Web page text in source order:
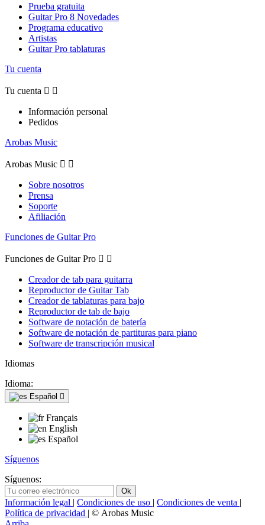
Prueba gratuita
Guitar Pro 8 Novedades
Programa educativo
Artistas
Guitar Pro tablaturas
Tu cuenta
Tu cuenta  
Información personal
Pedidos
Arobas Music
Arobas Music  
Sobre nosotros
Prensa
Soporte
Afiliación
Funciones de Guitar Pro
Funciones de Guitar Pro  
Creador de tab para guitarra
Reproductor de Guitar Tab
Creador de tablaturas para bajo
Reproductor de tab de bajo
Software de notación de batería
Software de notación de partituras para piano
Software de transcripción musical
Idiomas
Idioma:
Español 
Français
English
Español
Síguenos
Síguenos:
Información legal | Condiciones de uso | Condiciones de venta |
Política de privacidad | © Arobas Music